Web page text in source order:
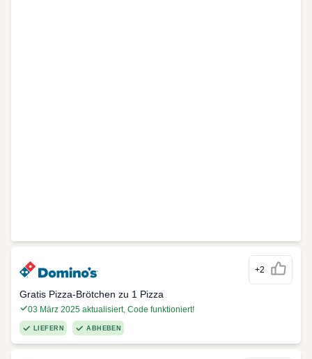
+2
Gratis Pizza-Brötchen zu 1 Pizza
03 März 2025 aktualisiert, Code funktioniert!
LIEFERN ABHEBEN